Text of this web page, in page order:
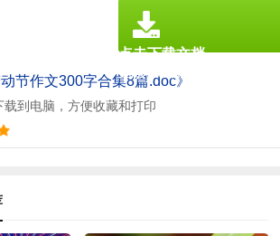
节作文300字合集8篇.doc》
到电脑，方便收藏和打印
点击下载文档
文档为doc格式